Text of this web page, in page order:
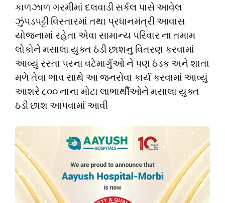
b
o
o
k
s
A
p
p
e
કાળઝાળ ગરમીમાં દલવાડી સર્કલ પાસે આવેલ
ઝુંપડપટ્ટી વિસ્તારમાં તથા પ્રધાનમંત્રી આવાસ
યોજનામાં રહેતા એવા સામાન્ય પરિવાર ના તમામ
લોકોને મસાલા યુક્ત ઠંડી છાશનુ વિતરણ કરવામાં
આવ્યું રસ્તા પરના વટેમાર્ગુઓ ને પણ ઠંડક અને શાતા
મળે તેવા ભાવ સાથે આ જનસેવા કાર્ય કરવામાં આવ્યું
આશરે ૮૦૦ નાના મોટા લાભાર્થીઓને મસાલા યુક્ત
ઠંડી છાશ આપવામાં આવી